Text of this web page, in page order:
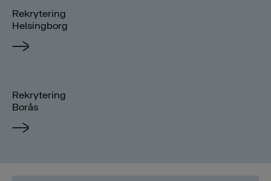
Rekrytering
Helsingborg
Rekrytering
Borås